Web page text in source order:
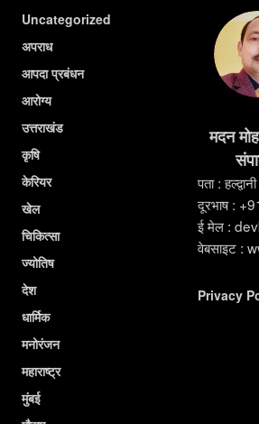
Uncategorized
अपराध
आपदा प्रबंधन
आरोग्य
उत्तराखंड
कृषि
केरियर
खेल
चिकित्सा
ज्योतिष
देश
धार्मिक
मनोरंजन
महाराष्ट्र
मुंबई
मदन
पता :
दूरभाष :
ई मेल :
वेबसाइट :
Privacy